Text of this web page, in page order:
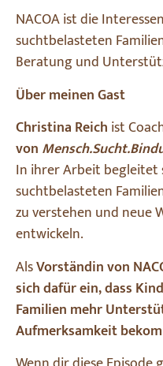
NACOA ist die
suchtbelasteten
Beratung und
Über meinen Gast
Christina Reich ist
von
In ihrer Arbeit begleitet
suchtbelasteten
zu verstehen und neue
entwickeln.
AlsVorständin von
sich dafür ein, dass
Familien mehr
Aufmerksamkeit